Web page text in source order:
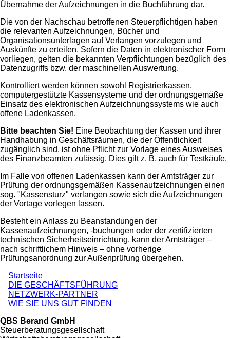
Übernahme der Aufzeichnungen in die Buchführung dar.
Die von der Nachschau betroffenen Steuerpflichtigen haben
die relevanten Aufzeichnungen, Bücher und
Organisationsunterlagen auf Verlangen vorzulegen und
Auskünfte zu erteilen. Sofern die Daten in elektronischer Form
vorliegen, gelten die bekannten Verpflichtungen bezüglich des
Datenzugriffs bzw. der maschinellen Auswertung.
Kontrolliert werden können sowohl Registrierkassen,
computergestützte Kassensysteme und der ordnungsgemäße
Einsatz des elektronischen Aufzeichnungssystems wie auch
offene Ladenkassen.
Bitte beachten Sie! Eine Beobachtung der Kassen und ihrer
Handhabung in Geschäftsräumen, die der Öffentlichkeit
zugänglich sind, ist ohne Pflicht zur Vorlage eines Ausweises
des Finanzbeamten zulässig. Dies gilt z. B. auch für Testkäufe.
Im Falle von offenen Ladenkassen kann der Amtsträger zur
Prüfung der ordnungsgemäßen Kassenaufzeichnungen einen
sog. "Kassensturz" verlangen sowie sich die Aufzeichnungen
der Vortage vorlegen lassen.
Besteht ein Anlass zu Beanstandungen der
Kassenaufzeichnungen, -buchungen oder der zertifizierten
technischen Sicherheitseinrichtung, kann der Amtsträger –
nach schriftlichem Hinweis – ohne vorherige
Prüfungsanordnung zur Außenprüfung übergehen.
Startseite
DIE GESCHÄFTSFÜHRUNG
NETZWERK-PARTNER
WIE SIE UNS GUT FINDEN
QBS Berand GmbH
Steuerberatungsgesellschaft